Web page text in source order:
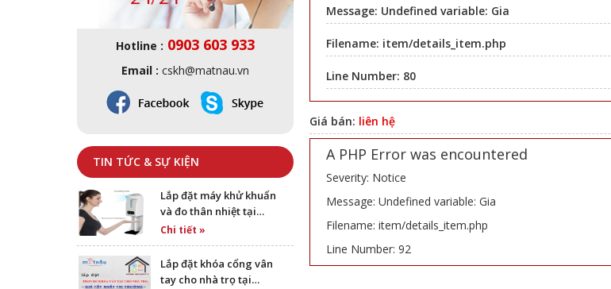
Hotline : 0903 603 933
Email : cskh@matnau.vn
TIN TỨC & SỰ KIỆN
Lắp đặt máy khử khuẩn
và đo thân nhiệt tại…
Chi tiết »
Lắp đặt khóa cổng vân
tay cho nhà trọ tại…
Message: Undefined variable: Gia
Filename: item/details_item.php
Line Number: 80
Giá bán: liên hệ
A PHP Error was encountered
Severity: Notice
Message: Undefined variable: Gia
Filename: item/details_item.php
Line Number: 92